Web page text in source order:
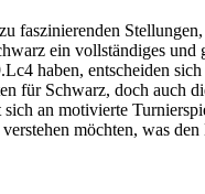
faszinierenden
ein vollständiges
haben, entscheiden
Schwarz, doch auch
an motivierte
möchten, was